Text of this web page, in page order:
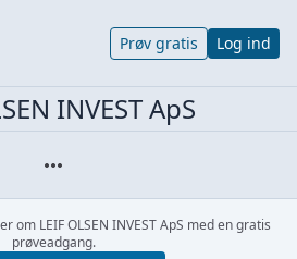
Prøv gratis Log ind
INVEST ApS
om LEIF OLSEN INVEST ApS med en gratis
prøveadgang.